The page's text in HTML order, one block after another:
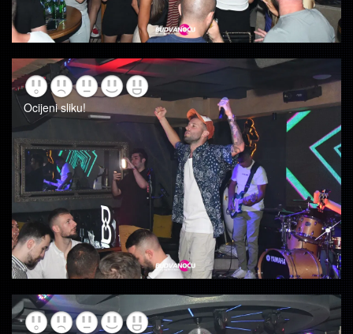
Ocijeni sliku!